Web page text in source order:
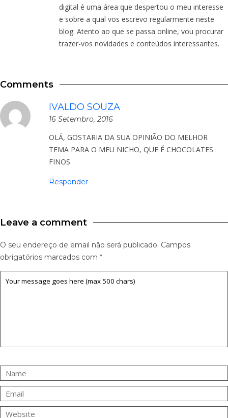
digital é uma área que despertou o meu interesse
e sobre a qual vos escrevo regularmente neste
blog. Atento ao que se passa online, vou procurar
trazer-vos novidades e conteúdos interessantes.
Comments
IVALDO SOUZA
16 Setembro, 2016
OLÁ, GOSTARIA DA SUA OPINIÃO DO MELHOR
TEMA PARA O MEU NICHO, QUE É CHOCOLATES
FINOS
Responder
Leave a comment
O seu endereço de email não será publicado. Campos
obrigatórios marcados com *